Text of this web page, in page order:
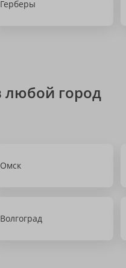
Герберы
любой город
Омск
Волгоград